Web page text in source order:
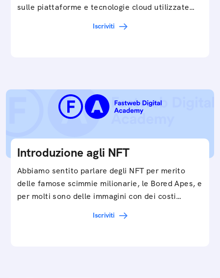
sulle piattaforme e tecnologie cloud utilizzate
Iscriviti
Introduzione agli NFT
Abbiamo sentito parlare degli NFT per merito
delle famose scimmie milionarie, le Bored Apes, e
per molti sono delle immagini con dei costi…
Iscriviti